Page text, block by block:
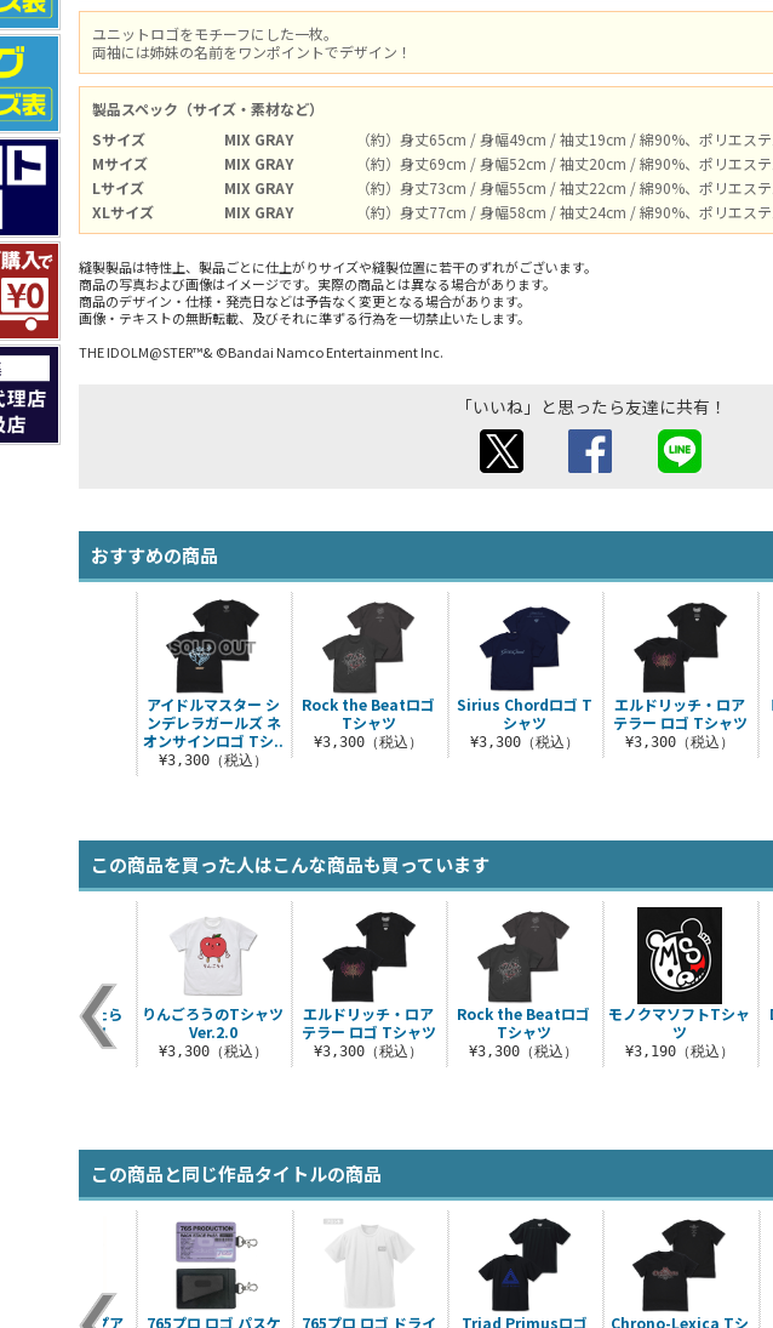
ユニットロゴをモチーフにした一枚。
両袖には姉妹の名前をワンポイントでデザイン！
製品スペック（サイズ・素材など）
Sサイズ
MIX GRAY
（約）身丈65cm / 身幅49cm / 袖丈19cm / 綿90%、ポリエス
Mサイズ
MIX GRAY
（約）身丈69cm / 身幅52cm / 袖丈20cm / 綿90%、ポリエス
Lサイズ
MIX GRAY
（約）身丈73cm / 身幅55cm / 袖丈22cm / 綿90%、ポリエス
XLサイズ
MIX GRAY （約）身丈77cm / 身幅58cm / 袖丈24cm / 綿90%、ポリエス
縫製製品は特性上、製品ごとに仕上がりサイズや縫製位置に若干のずれがございます。
商品の写真および画像はイメージです。実際の商品とは異なる場合があります。
商品のデザイン・仕様・発売日などは予告なく変更となる場合があります。
画像・テキストの無断転載、及びそれに準ずる行為を一切禁止いたします。
THE IDOLM@STER™& ©Bandai Namco Entertainment Inc.
「いいね」と思ったら友達に共有！
おすすめの商品
Sirius Chordロゴ T
シャツ
¥3,300（税込）
エルドリッチ・ロア
テラー ロゴ Tシャツ
¥3,300（税込）
アイドルマスター シ
ンデレラガールズ ネ
オンサインロゴ Tシ..
¥3,300（税込）
Rock the Beatロゴ
Tシャツ
¥3,300（税込）
この商品を買った人はこんな商品も買っています
Rock the Beatロゴ
Tシャツ
¥3,300（税込）
モノクマソフトTシャ
ツ
¥3,190（税込）
双葉杏の『働いたら
負け』Tシャツ
¥3,190（税込）
りんごろうのTシャツ
Ver.2.0
¥3,300（税込）
エルドリッチ・ロア
テラー ロゴ Tシャツ
¥3,300（税込）
この商品と同じ作品タイトルの商品
Triad Primusロゴ Chrono-Lexica Tシ
花海咲季のトップア 765プロ ロゴ パスケ 765プロ ロゴ ドライ